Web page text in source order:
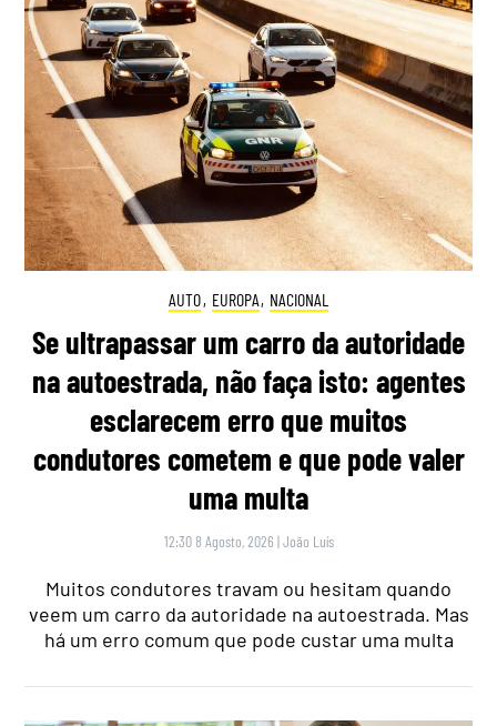
AUTO, EUROPA, NACIONAL
Se ultrapassar um carro da autoridade
na autoestrada, não faça isto: agentes
esclarecem erro que muitos
condutores cometem e que pode valer
uma multa
12:30 8 Agosto, 2026 |João Luís
Muitos condutores travam ou hesitam quando
veem um carro da autoridade na autoestrada. Mas
há um erro comum que pode custar uma multa